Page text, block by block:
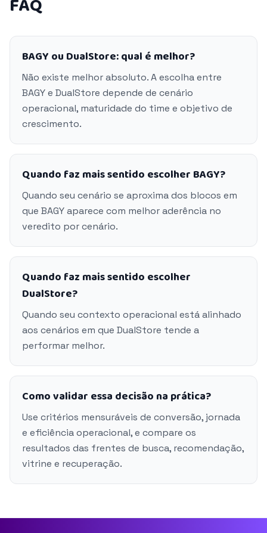
FAQ
BAGY ou DualStore: qual é melhor?
Não existe melhor absoluto. A escolha entre
BAGY e DualStore depende de cenário
operacional, maturidade do time e objetivo de
crescimento.
Quando faz mais sentido escolher BAGY?
Quando seu cenário se aproxima dos blocos em
que BAGY aparece com melhor aderência no
veredito por cenário.
Quando faz mais sentido escolher
DualStore?
Quando seu contexto operacional está alinhado
aos cenários em que DualStore tende a
performar melhor.
Como validar essa decisão na prática?
Use critérios mensuráveis de conversão, jornada
e eficiência operacional, e compare os
resultados das frentes de busca, recomendação,
vitrine e recuperação.